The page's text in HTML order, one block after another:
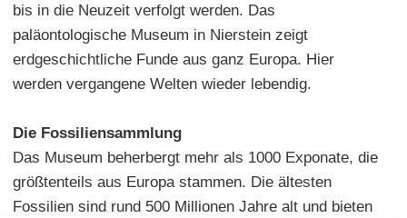
bis in die Neuzeit verfolgt werden. Das
paläontologische Museum in Nierstein zeigt
erdgeschichtliche Funde aus ganz Europa. Hier
werden vergangene Welten wieder lebendig.
Die Fossiliensammlung
Das Museum beherbergt mehr als 1000 Exponate, die
größtenteils aus Europa stammen. Die ältesten
Fossilien sind rund 500 Millionen Jahre alt und bieten